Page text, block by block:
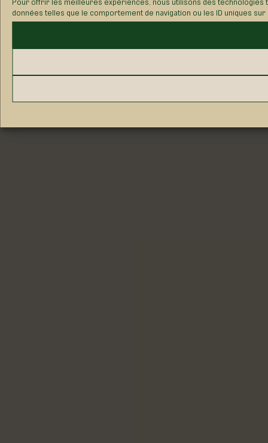
données telles que le comportement de navigation ou les ID uniques